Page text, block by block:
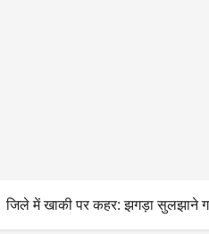
जिले में खाकी पर कहर: झगड़ा सुलझाने